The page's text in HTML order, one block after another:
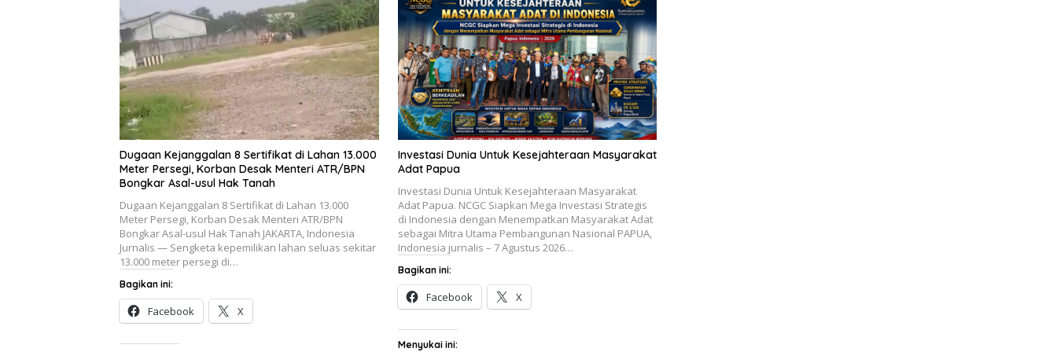
Dugaan Kejanggalan 8 Sertifikat di Lahan 13.000
Meter Persegi, Korban Desak Menteri ATR/BPN
Bongkar Asal-usul Hak Tanah
Dugaan Kejanggalan 8 Sertifikat di Lahan 13.000
Meter Persegi, Korban Desak Menteri ATR/BPN
Bongkar Asal-usul Hak Tanah JAKARTA, Indonesia
Jurnalis — Sengketa kepemilikan lahan seluas sekitar
13.000 meter persegi di…
Bagikan ini:
Facebook X
Investasi Dunia Untuk Kesejahteraan Masyarakat
Adat Papua
Investasi Dunia Untuk Kesejahteraan Masyarakat
Adat Papua. NCGC Siapkan Mega Investasi Strategis
di Indonesia dengan Menempatkan Masyarakat Adat
sebagai Mitra Utama Pembangunan Nasional PAPUA,
Indonesia jurnalis – 7 Agustus 2026…
Bagikan ini:
Facebook X
Menyukai ini: